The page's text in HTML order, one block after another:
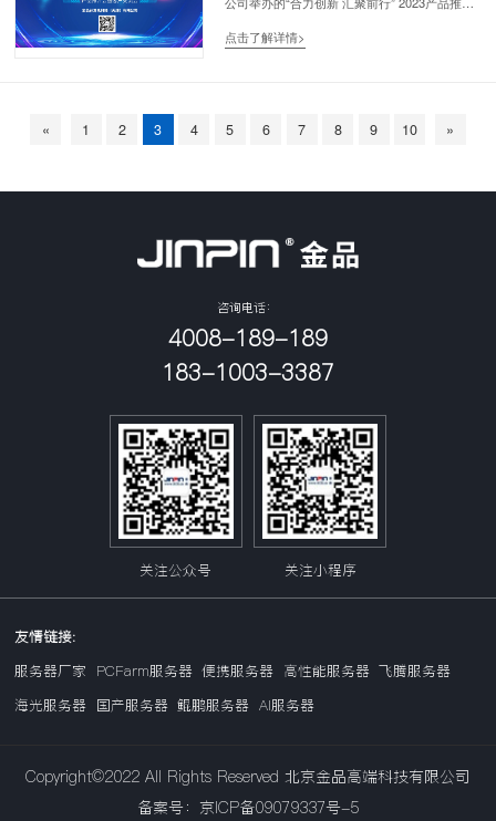
研发技术的肯定和认可！
举行
各地的合作伙伴，共同探讨创新合作与未来发展
点击了解详情>
« 1 2 3 4 5 6 7 8 9 10 »
咨询电话：
4008-189-189
183-1003-3387
关注公众号 关注小程序
友情链接:
服务器厂家
PCFarm服务器 便携服务器 高性能服务器 飞腾服务器
海光服务器 国产服务器 鲲鹏服务器 AI服务器
Copyright©2022 All Rights Reserved 北京金品高端科技有限公司
备案号：京ICP备09079337号-5